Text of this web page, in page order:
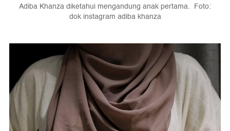
Adiba Khanza diketahui mengandung anak pertama. Foto:
dok instagram adiba khanza